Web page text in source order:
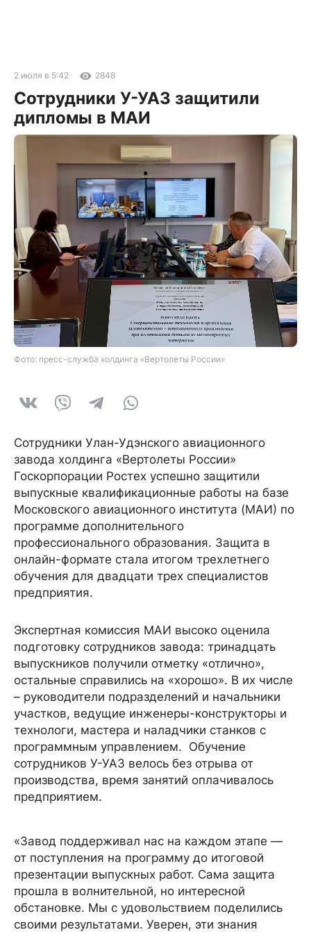
2 июля в 5:42 2848
Сотрудники У-УАЗ защитили
дипломы в МАИ
Фото: пресс-служба холдинга «Вертолеты России»
Сотрудники Улан-Удэнского авиационного
завода холдинга «Вертолеты России»
Госкорпорации Ростех успешно защитили
выпускные квалификационные работы на базе
Московского авиационного института (МАИ) по
программе дополнительного
профессионального образования. Защита в
онлайн-формате стала итогом трехлетнего
обучения для двадцати трех специалистов
предприятия.
Экспертная комиссия МАИ высоко оценила
подготовку сотрудников завода: тринадцать
выпускников получили отметку «отлично»,
остальные справились на «хорошо». В их числе
– руководители подразделений и начальники
участков, ведущие инженеры-конструкторы и
технологи, мастера и наладчики станков с
программным управлением. Обучение
сотрудников У-УАЗ велось без отрыва от
производства, время занятий оплачивалось
предприятием.
«Завод поддерживал нас на каждом этапе —
от поступления на программу до итоговой
презентации выпускных работ. Сама защита
прошла в волнительной, но интересной
обстановке. Мы с удовольствием поделились
своими результатами. Уверен, эти знания